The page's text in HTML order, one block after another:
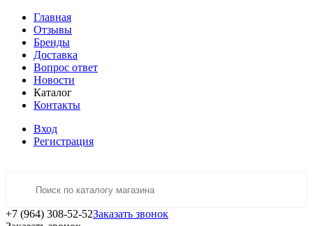
Главная
Отзывы
Бренды
Доставка
Вопрос ответ
Новости
Каталог
Контакты
Вход
Регистрация
+7 (964) 308-52-52Заказать звонок